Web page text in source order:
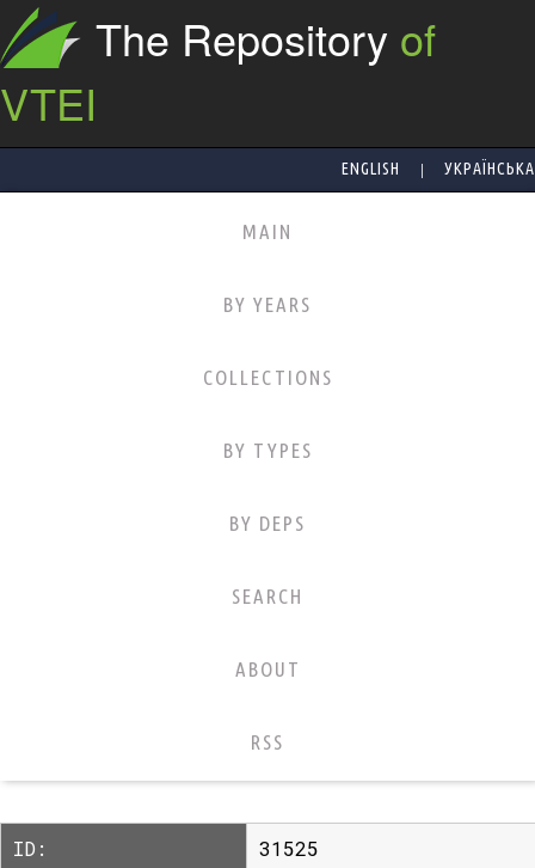
The Repository of
VTEI
ENGLISH | УКРАЇНСЬКА
MAIN
BY YEARS
COLLECTIONS
BY TYPES
BY DEPS
SEARCH
ABOUT
RSS
ID: 31525